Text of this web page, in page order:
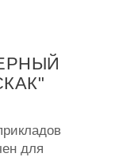
для